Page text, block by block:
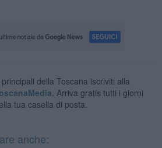
della Toscana iscriviti alla
Arriva gratis tutti i giorni
tua casella di posta.
anche: